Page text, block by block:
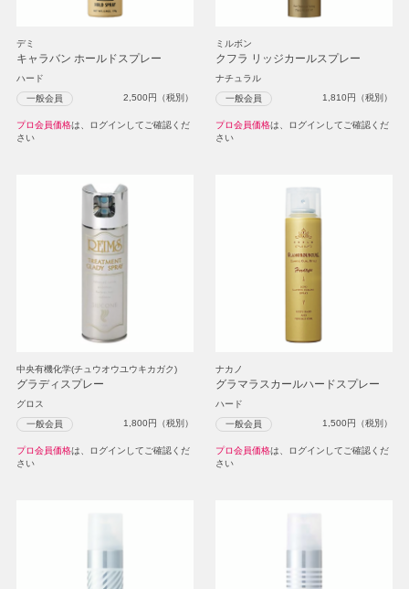
デミ
キャラバン ホールドスプレー
ハード
一般会員 2,500円（税別）
プロ会員価格は、ログインしてご確認くだ
さい
ミルボン
クフラ リッジカールスプレー
ナチュラル
一般会員 1,810円（税別）
プロ会員価格は、ログインしてご確認くだ
さい
中央有機化学(チュウオウユウキカガク)
グラディスプレー
グロス
一般会員 1,800円（税別）
プロ会員価格は、ログインしてご確認くだ
さい
ナカノ
グラマラスカールハードスプレー
ハード
一般会員 1,500円（税別）
プロ会員価格は、ログインしてご確認くだ
さい